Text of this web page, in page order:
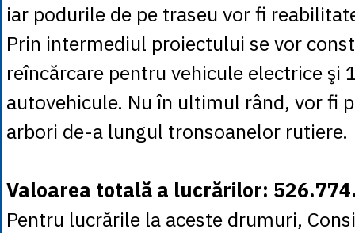
iar podurile de pe traseu vor fi
Prin intermediul proiectului se vor
reîncărcare pentru vehicule electrice şi
autovehicule. Nu în ultimul rând, vor fi
arbori de-a lungul tronsoanelor rutiere.
Valoarea totală a lucrărilor:
Pentru lucrările la aceste drumuri,